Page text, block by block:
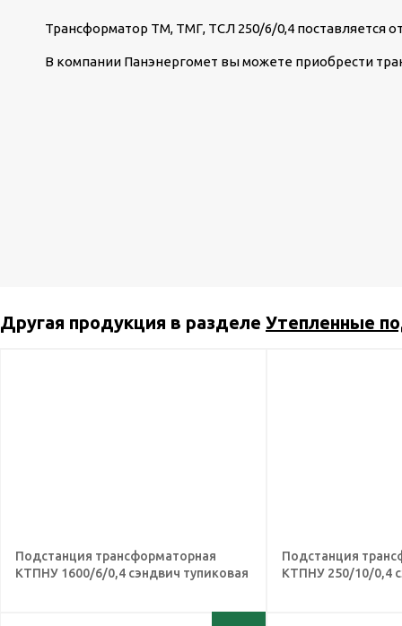
Трансформатор ТМ, ТМГ, ТСЛ 250/6/0,4 поставляется
В компании Панэнергомет вы можете приобрести
Другая продукция в разделе Утепленные
Подстанция трансформаторная
КТПНУ 1600/6/0,4 сэндвич тупиковая
Подстанция
КТПНУ 250/10/0,4